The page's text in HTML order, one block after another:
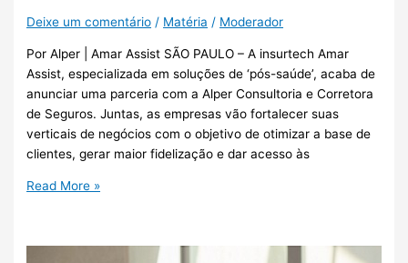
Deixe um comentário / Matéria / Moderador
Por Alper | Amar Assist SÃO PAULO – A insurtech Amar
Assist, especializada em soluções de ‘pós-saúde’, acaba de
anunciar uma parceria com a Alper Consultoria e Corretora
de Seguros. Juntas, as empresas vão fortalecer suas
verticais de negócios com o objetivo de otimizar a base de
clientes, gerar maior fidelização e dar acesso às
Read More »